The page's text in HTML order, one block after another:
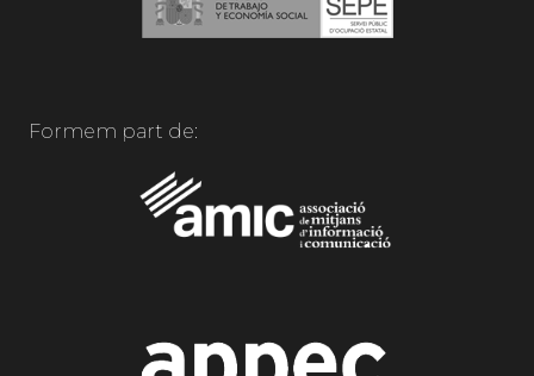
Formem part de: